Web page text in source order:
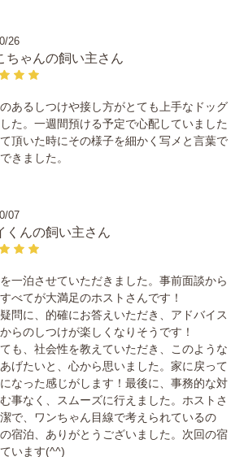
て
いる間はケージレスにて可能な限りの
だきたいと思いますが、夜は、大切な
め、原則クレートまたはケージなど
で寝ていただくことになります。も
い場合は事前面談にてご相談くださ
守番をしてもらうことはない日程で
。ただし、安全のため1頭ずつのお散
先住犬やお預かり中の他のわんちゃん
のお留守番が発生する場合がござい
レートまたはケージなどの安全な環境
らう予定です。
能性があるわんちゃんについて
んちゃん
けられないわんちゃん
るわんちゃん
ないわんちゃん
26
ちゃんの飼い主さん
あるしつけや接し方がとても上手なドッグ
た。一週間預ける予定で心配していました
頂いた時にその様子を細かく写メと言葉で
きました。
07
くんの飼い主さん
一泊させていただきました。事前面談から
べてが大満足のホストさんです！
問に、的確にお答えいただき、アドバイス
らのしつけが楽しくなりそうです！
も、社会性を教えていただき、このような
げたいと、心から思いました。家に戻って
なった感じがします！最後に、事務的な対
事なく、スムーズに行えました。ホストさ
で、ワンちゃん目線で考えられているの
宿泊、ありがとうございました。次回の宿
います(^^)